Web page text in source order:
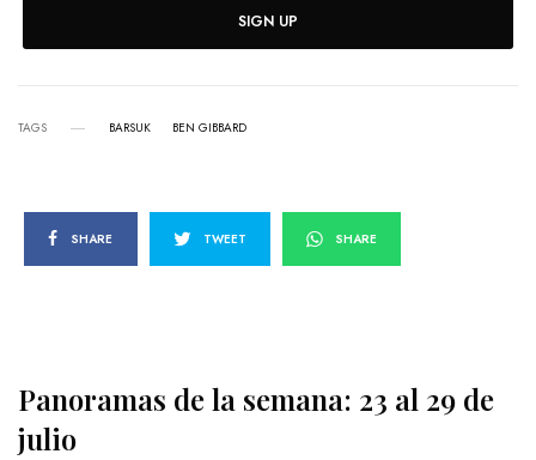
SIGN UP
TAGS BARSUK BEN GIBBARD
SHARE TWEET SHARE
Panoramas de la semana: 23 al 29 de
julio